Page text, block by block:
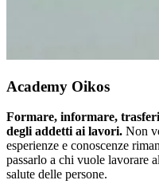
Academy Oikos
Formare, informare,
degli addetti ai lavori. Non
esperienze e conoscenze
passarlo a chi vuole lavorare
salute delle persone.